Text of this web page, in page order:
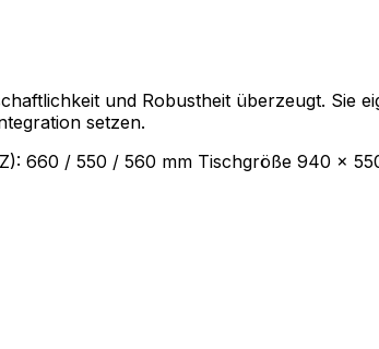
und Robustheit überzeugt. Sie
setzen.
660 / 550 / 560 mm Tischgröße 940 x